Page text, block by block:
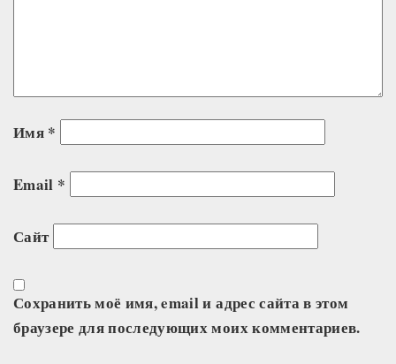
Имя *
Email *
Сайт
Сохранить моё имя, email и адрес сайта в этом
браузере для последующих моих комментариев.